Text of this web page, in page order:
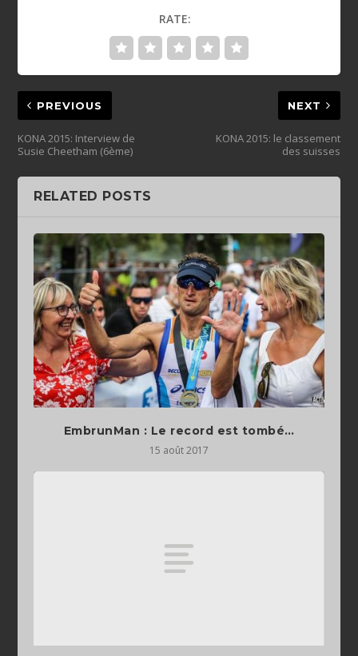
RATE:
PREVIOUS
KONA 2015: Interview de
Susie Cheetham (6ème)
NEXT
KONA 2015: le classement
des suisses
RELATED POSTS
EmbrunMan : Le record est tombé…
15 août 2017